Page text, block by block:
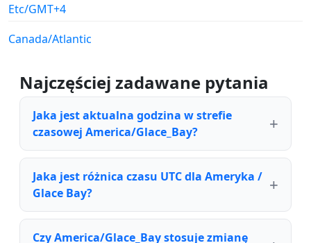
Etc/GMT+4
Canada/Atlantic
Najczęściej zadawane pytania
Jaka jest aktualna godzina w strefie
czasowej America/Glace_Bay?
Jaka jest różnica czasu UTC dla Ameryka /
Glace Bay?
Czy America/Glace_Bay stosuje zmianę